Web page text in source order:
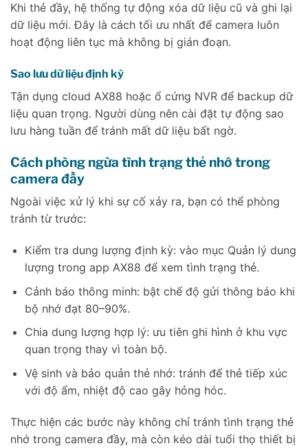
Khi thẻ đầy, hệ thống tự động xóa dữ liệu cũ và ghi lại
dữ liệu mới. Đây là cách tối ưu nhất để camera luôn
hoạt động liên tục mà không bị gián đoạn.
Sao lưu dữ liệu định kỳ
Tận dụng cloud AX88 hoặc ổ cứng NVR để backup dữ
liệu quan trọng. Người dùng nên cài đặt tự động sao
lưu hàng tuần để tránh mất dữ liệu bất ngờ.
Cách phòng ngừa tình trạng thẻ nhớ trong
camera đầy
Ngoài việc xử lý khi sự cố xảy ra, bạn có thể phòng
tránh từ trước:
Kiểm tra dung lượng định kỳ: vào mục Quản lý dung
lượng trong app AX88 để xem tình trạng thẻ.
Cảnh báo thông minh: bật chế độ gửi thông báo khi
bộ nhớ đạt 80–90%.
Chia dung lượng hợp lý: ưu tiên ghi hình ở khu vực
quan trọng thay vì toàn bộ.
Vệ sinh và bảo quản thẻ nhớ: tránh để thẻ tiếp xúc
với độ ẩm, nhiệt độ cao gây hỏng hóc.
Thực hiện các bước này không chỉ tránh tình trạng thẻ
nhớ trong camera đầy, mà còn kéo dài tuổi thọ thiết bị